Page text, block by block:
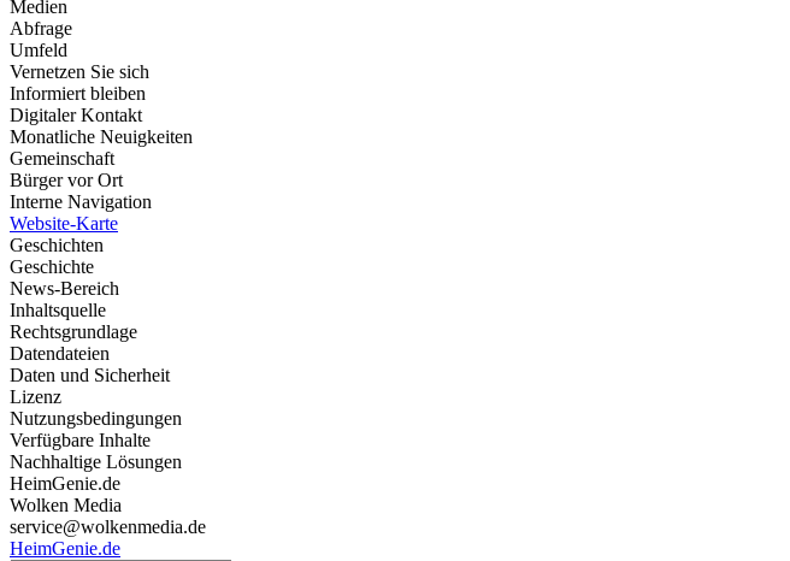
Medien
Abfrage
Umfeld
Vernetzen Sie sich
Informiert bleiben
Digitaler Kontakt
Monatliche Neuigkeiten
Gemeinschaft
Bürger vor Ort
Interne Navigation
Website-Karte
Geschichten
Geschichte
News-Bereich
Inhaltsquelle
Rechtsgrundlage
Datendateien
Daten und Sicherheit
Lizenz
Nutzungsbedingungen
Verfügbare Inhalte
Nachhaltige Lösungen
HeimGenie.de
Wolken Media
service@wolkenmedia.de
HeimGenie.de